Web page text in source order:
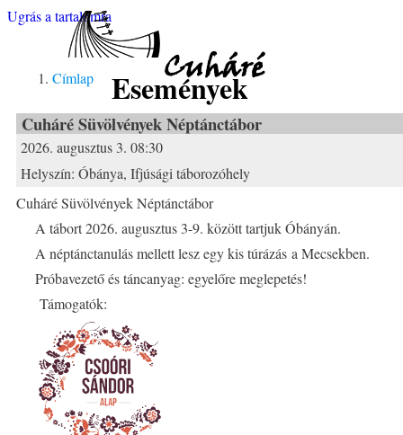
Ugrás a tartalomra
Cuháré
Címlap Események
Cuháré Süvölvények Néptánctábor
2026. augusztus 3. 08:30
Helyszín: Óbánya, Ifjúsági táborozóhely
Cuháré Süvölvények Néptánctábor
A tábort 2026. augusztus 3-9. között tartjuk Óbányán.
A néptánctanulás mellett lesz egy kis túrázás a Mecsekben.
Próbavezető és táncanyag: egyelőre meglepetés!
Támogatók: